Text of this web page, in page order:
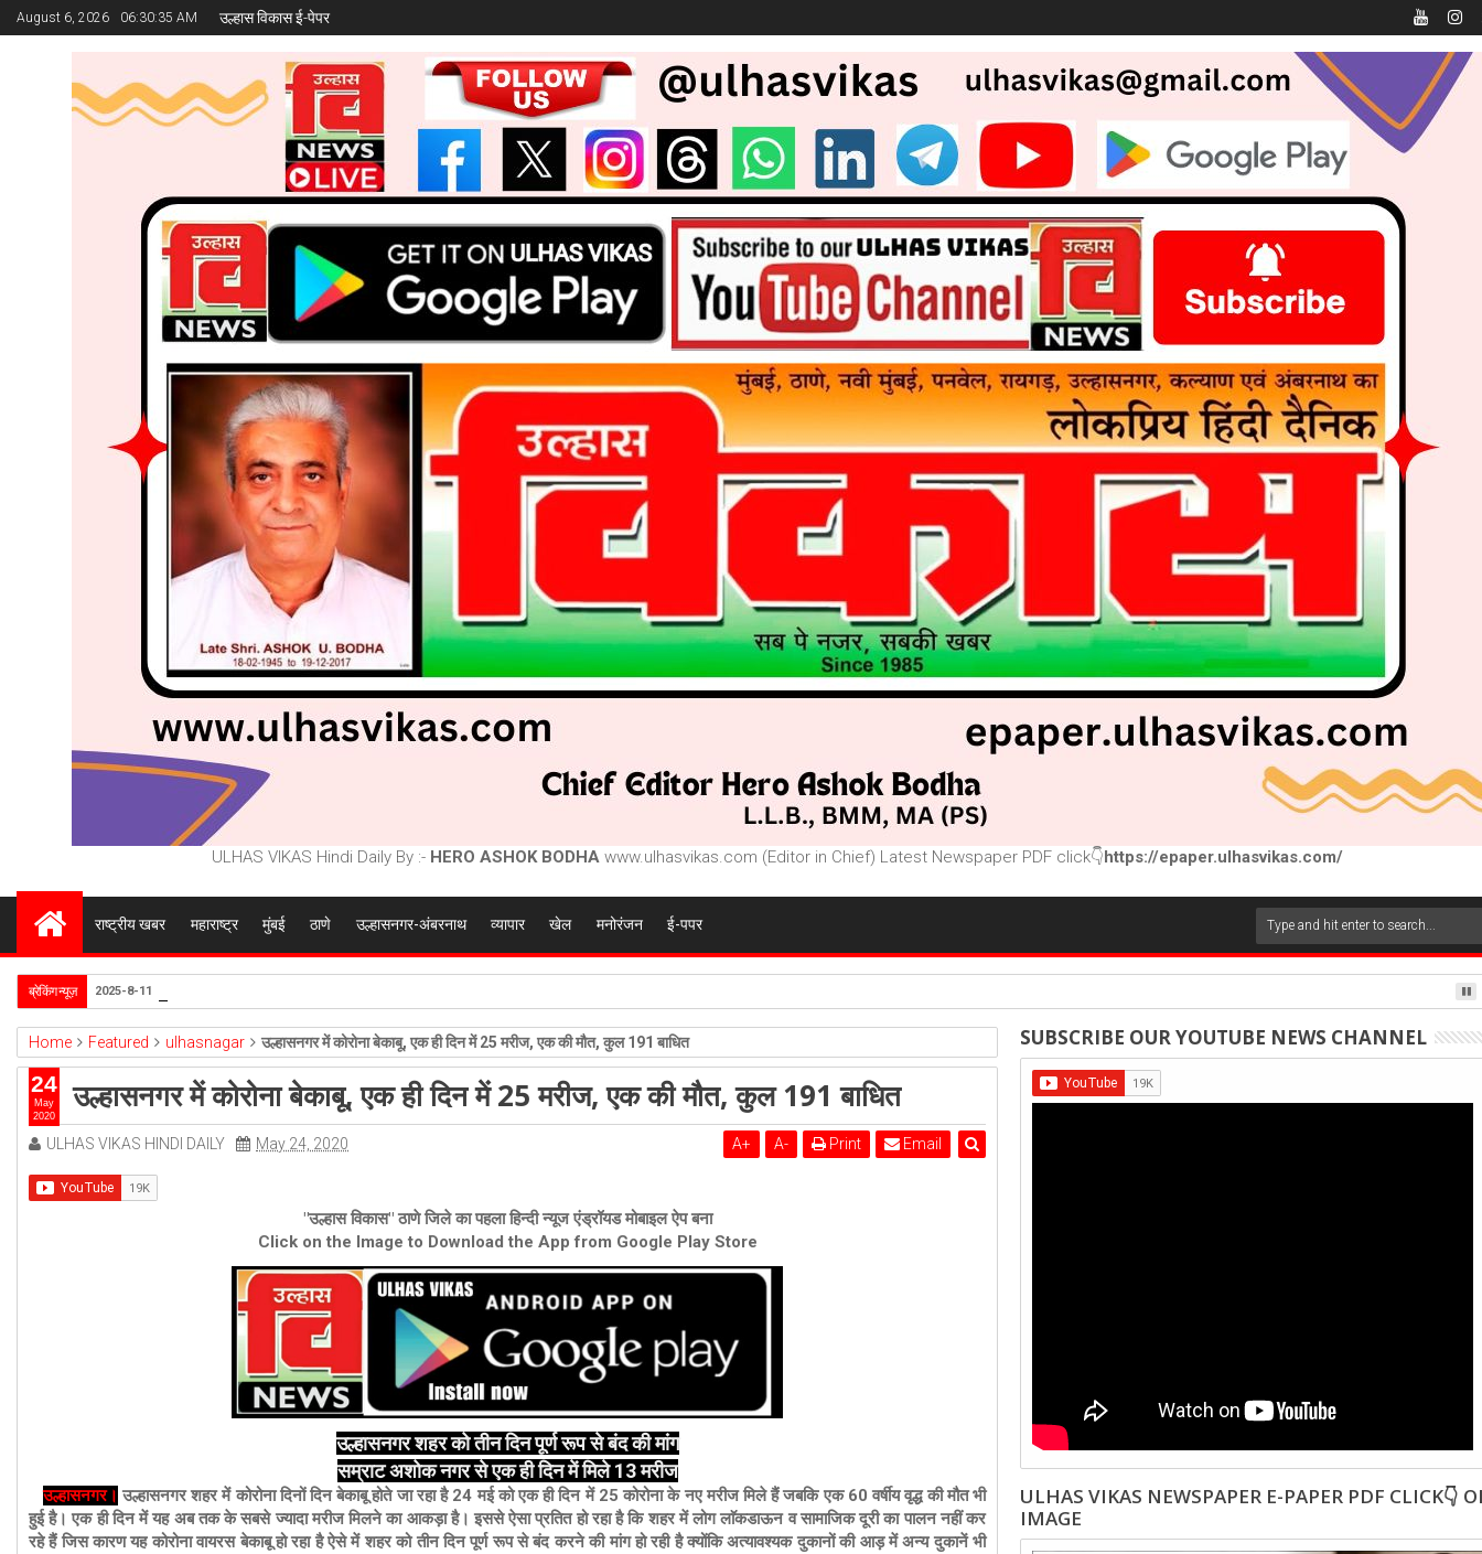
August 6, 2026 06:30:37 AM उल्हास विकास ई-पेपर
ULHAS VIKAS Hindi Daily By :- HERO ASHOK BODHA www.ulhasvikas.com (Editor in Chief) Latest Newspaper PDF click👇https://epaper.ulhasvikas.com/
राष्ट्रीय खबर महाराष्ट्र मुंबई ठाणे उल्हासनगर-अंबरनाथ व्यापार खेल मनोरंजन ई-पपर
ब्रेकिंग न्यूज़ 2025-8-11
Home Featured ulhasnagar उल्हासनगर में कोरोना बेकाबू, एक ही दिन में 25 मरीज, एक की मौत, कुल 191 बाधित
उल्हासनगर में कोरोना बेकाबू, एक ही दिन में 25 मरीज, एक की मौत, कुल 191 बाधित
ULHAS VIKAS HINDI DAILY May 24, 2020 A+ A- Print Email
"उल्हास विकास" ठाणे जिले का पहला हिन्दी न्यूज एंड्रॉयड मोबाइल ऐप बना
Click on the Image to Download the App from Google Play Store
उल्हासनगर शहर को तीन दिन पूर्ण रूप से बंद की मांग
सम्राट अशोक नगर से एक ही दिन में मिले 13 मरीज
उल्हासनगर। उल्हासनगर शहर में कोरोना दिनों दिन बेकाबू होते जा रहा है 24 मई को एक ही दिन में 25 कोरोना के नए मरीज मिले हैं जबकि एक 60 वर्षीय वृद्ध की मौत भी
हुई है। एक ही दिन में यह अब तक के सबसे ज्यादा मरीज मिलने का आकड़ा है। इससे ऐसा प्रतित हो रहा है कि शहर में लोग लाॅकडाऊन व सामाजिक दूरी का पालन नहीं कर
रहे हैं जिस कारण यह कोरोना वायरस बेकाबू हो रहा है ऐसे में शहर को तीन दिन पूर्ण रूप से बंद करने की मांग हो रही है क्योंकि अत्यावश्यक दुकानों की आड़ में अन्य दुकानें भी
24
May
2020
SUBSCRIBE OUR YOUTUBE NEWS CHANNEL
ULHAS VIKAS NEWSPAPER E-PAPER PDF CLICK👇
IMAGE